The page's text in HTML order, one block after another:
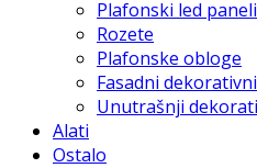
Plafonski led paneli
Rozete
Plafonske obloge
Fasadni
Unutrašnji
Alati
Ostalo